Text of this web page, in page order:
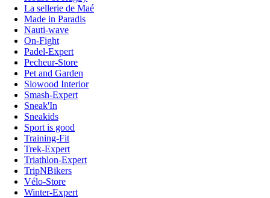
La sellerie de Maé
Made in Paradis
Nauti-wave
On-Fight
Padel-Expert
Pecheur-Store
Pet and Garden
Slowood Interior
Smash-Expert
Sneak'In
Sneakids
Sport is good
Training-Fit
Trek-Expert
Triathlon-Expert
TripNBikers
Vélo-Store
Winter-Expert